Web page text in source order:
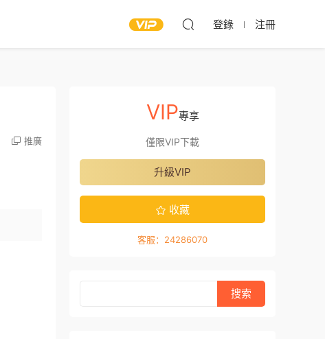
登錄 注冊
推廣
VIP專享
僅限VIP下載
升級VIP
收藏
客服：24286070